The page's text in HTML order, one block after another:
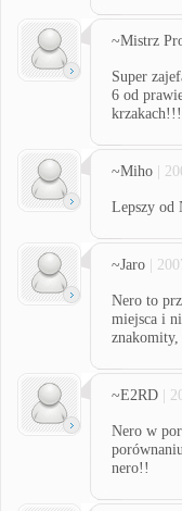
~Mistrz
Super
6 od
~Miho |
Lepszy od
~Jaro |
Nero to
miejsca i
~E2RD |
Nero w
nero!!